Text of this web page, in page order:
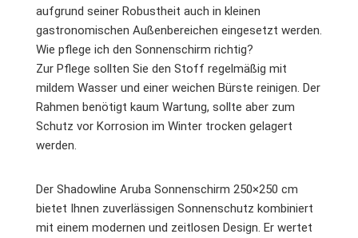
aufgrund seiner Robustheit auch in kleinen
gastronomischen Außenbereichen eingesetzt werden.
Wie pflege ich den Sonnenschirm richtig?
Zur Pflege sollten Sie den Stoff regelmäßig mit
mildem Wasser und einer weichen Bürste reinigen. Der
Rahmen benötigt kaum Wartung, sollte aber zum
Schutz vor Korrosion im Winter trocken gelagert
werden.
Der Shadowline Aruba Sonnenschirm 250×250 cm
bietet Ihnen zuverlässigen Sonnenschutz kombiniert
mit einem modernen und zeitlosen Design. Er wertet